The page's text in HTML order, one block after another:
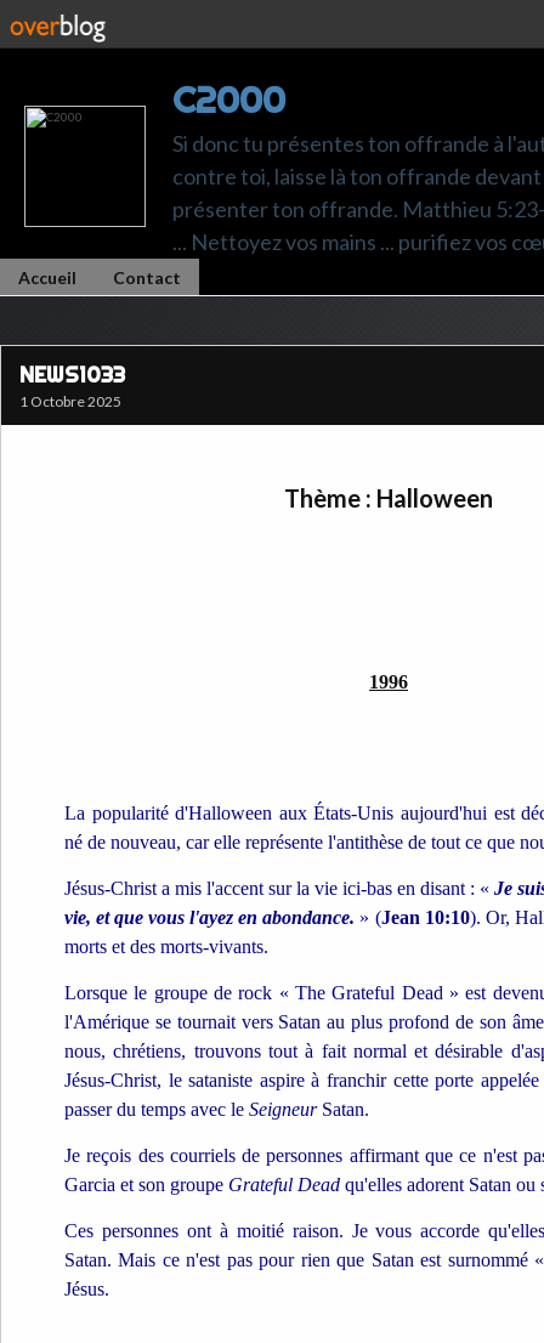
C2000
Si donc tu présentes ton offrande à
contre toi, laisse là ton offrande
présenter ton offrande. Matthieu 5:23-
... Nettoyez vos mains ... purifiez vos
Accueil Contact
NEWS1033
1 Octobre 2025
Thème : Halloween
1996
La popularité d'Halloween aux États-Unis aujourd'hui est
né de nouveau, car elle représente l'antithèse de tout ce que
Jésus-Christ a mis l'accent sur la vie ici-bas en disant : « Je
vie, et que vous l'ayez en abondance. » (Jean 10:10). Or,
morts et des morts-vivants.
Lorsque le groupe de rock « The Grateful Dead » est
l'Amérique se tournait vers Satan au plus profond de son
nous, chrétiens, trouvons tout à fait normal et désirable
Jésus-Christ, le sataniste aspire à franchir cette porte
passer du temps avec le SeigneurSatan.
Je reçois des courriels de personnes affirmant que ce n'est
Garcia et son groupe Grateful Dead qu'elles adorent Satan ou
Ces personnes ont à moitié raison. Je vous accorde
Satan. Mais ce n'est pas pour rien que Satan est surnommé
Jésus.